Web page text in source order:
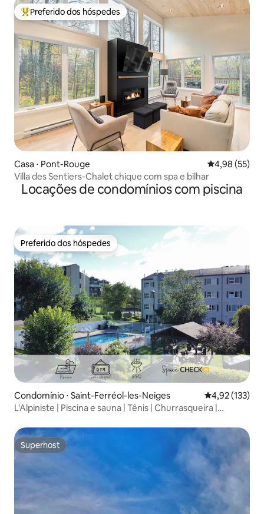
Entre os melhores preferidos dos hóspedes
Preferido dos hóspedes
Casa ⋅ Pont-Rouge 4,98 de uma
4,98 (55)
Villa des Sentiers-Chalet chique com spa e bilhar
Locações de condomínios com piscina
Preferido dos hóspedes
Preferido dos hóspedes
Condomínio ⋅ Saint-Ferréol-les-Neiges 4,92 de uma
4,92 (133)
L'Alpiniste | Piscina e sauna | Tênis | Churrasqueira |
Superhost
Superhost